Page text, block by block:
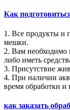
Как
1. Все продукты и
мешки.
2. Вам необходимо
либо иметь
3. Присутствие
4. При наличии
время обработки и
как заказать